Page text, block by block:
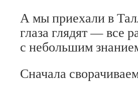
А мы приехали в
глаза глядят — все
с небольшим
Сначала